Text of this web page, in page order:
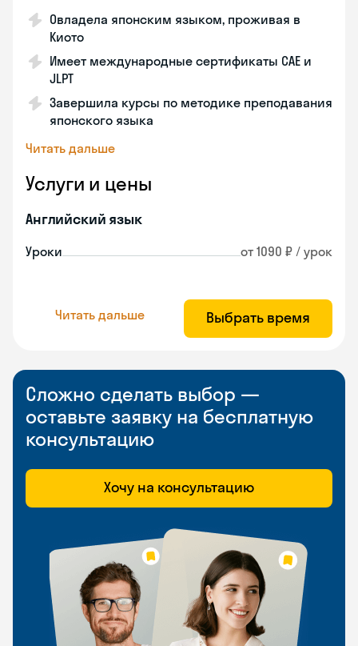
Овладела японским языком, проживая в
Киото
Имеет международные сертификаты CAE и
JLPT
Завершила курсы по методике преподавания
японского языка
Читать дальше
Услуги и цены
Английский язык
Уроки от 1090 ₽ / урок
Читать дальше Выбрать время
Сложно сделать выбор —
оставьте заявку на бесплатную
консультацию
Хочу на консультацию